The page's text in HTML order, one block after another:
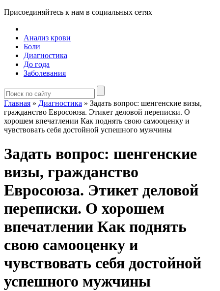
Присоединяйтесь к нам в социальных сетях
Анализ крови
Боли
Диагностика
До года
Заболевания
Главная » Диагностика » Задать вопрос: шенгенские визы,
гражданство Евросоюза. Этикет деловой переписки. О
хорошем впечатлении Как поднять свою самооценку и
чувствовать себя достойной успешного мужчины
Задать вопрос: шенгенские
визы, гражданство
Евросоюза. Этикет деловой
переписки. О хорошем
впечатлении Как поднять
свою самооценку и
чувствовать себя достойной
успешного мужчины